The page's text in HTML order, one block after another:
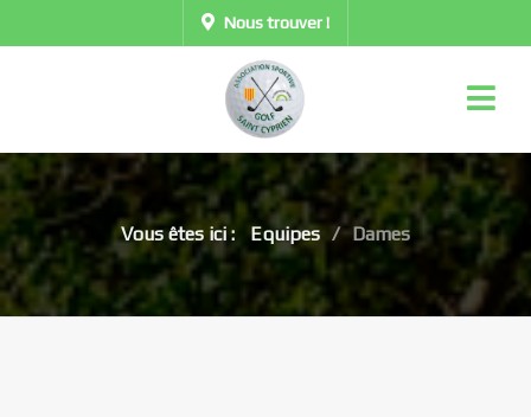
Nous trouver !
Vous êtes ici : Equipes Dames